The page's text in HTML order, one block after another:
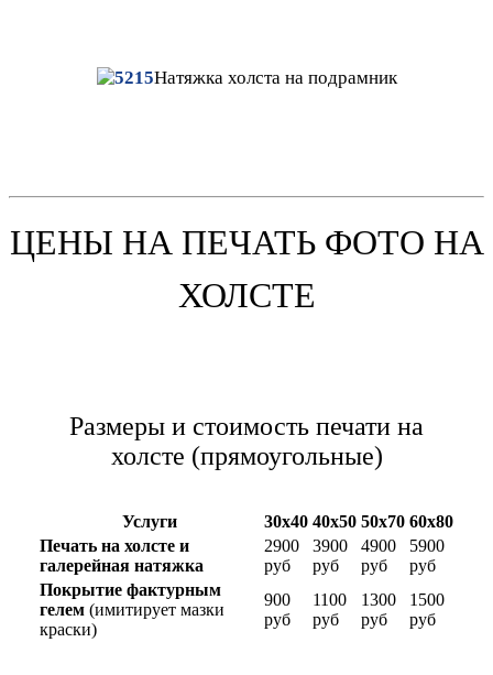
Натяжкахолста на подрамник
ЦЕНЫ НА ПЕЧАТЬ ФОТО НА
ХОЛСТЕ
Размеры и стоимость печати на
холсте (прямоугольные)
Услуги 30х40 40х50 50х70 60х80
Печать на холсте и
галерейная натяжка
2900
руб
3900
руб
4900
руб
5900
руб
Покрытие фактурным
гелем (имитирует мазки
краски)
900
руб
1100
руб
1300
руб
1500
руб